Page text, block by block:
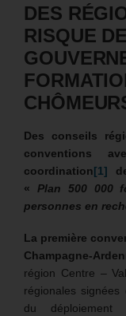
DES
RISQUE
Des conseils
conventions
coordination[1]
« Plan 500 000
personnes en
La première
Champagne-
région Centre –
régionales
du